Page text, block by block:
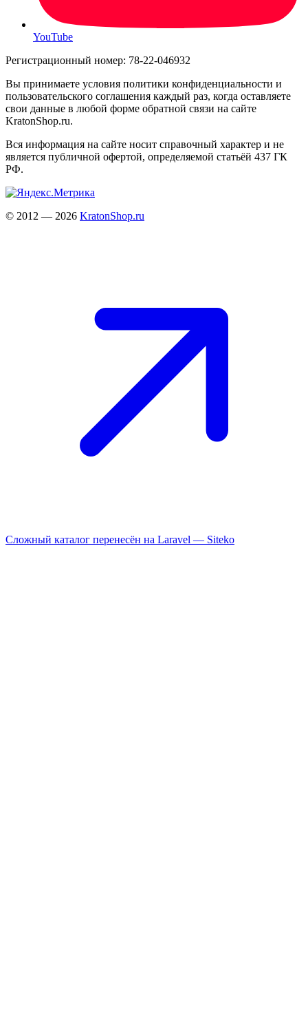
YouTube
Регистрационный номер: 78-22-046932
Вы принимаете условия политики конфиденциальности и
пользовательского соглашения каждый раз, когда оставляете
свои данные в любой форме обратной связи на сайте
KratonShop.ru.
Вся информация на сайте носит справочный характер и не
является публичной офертой, определяемой статьёй 437 ГК
РФ.
© 2012 — 2026 KratonShop.ru
Сложный каталог перенесён на Laravel — Siteko